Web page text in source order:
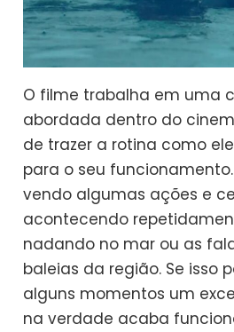
O filme trabalha em uma
abordada dentro do
de trazer a rotina como
para o seu
vendo algumas ações e
acontecendo
nadando no mar ou as
baleias da região. Se isso
alguns momentos um
na verdade acaba